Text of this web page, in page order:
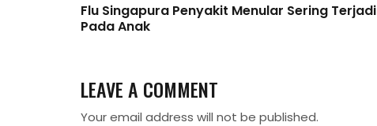
Flu Singapura Penyakit Menular Sering Terjadi
Pada Anak
LEAVE A COMMENT
Your email address will not be published.